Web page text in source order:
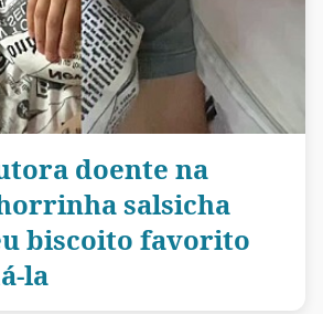
doente na
salsicha
biscoito favorito
la